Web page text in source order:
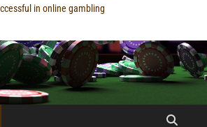
in online gambling